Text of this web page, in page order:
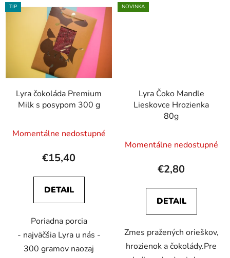
TIP
Lyra čokoláda Premium
Milk s posypom 300 g
Momentálne nedostupné
€15,40
DETAIL
Poriadna porcia
- najväčšia Lyra u nás -
300 gramov naozaj
NOVINKA
Lyra Čoko Mandle
Lieskovce Hrozienka
80g
Momentálne nedostupné
€2,80
DETAIL
Zmes pražených orieškov,
hrozienok a čokolády.Pre